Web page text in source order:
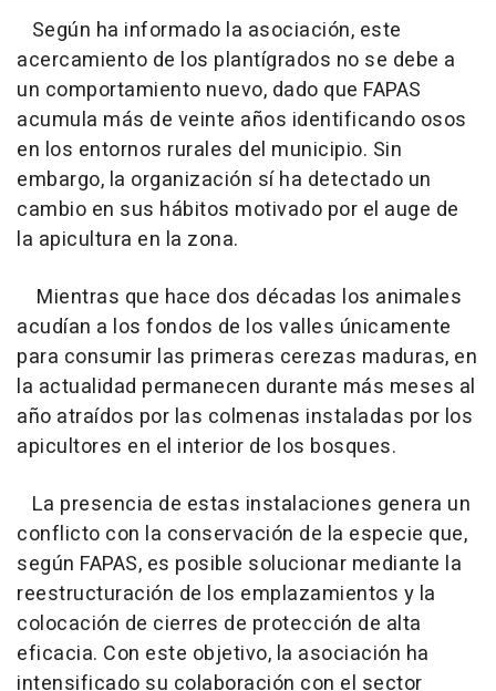
Según ha informado la asociación, este
acercamiento de los plantígrados no se debe a
un comportamiento nuevo, dado que FAPAS
acumula más de veinte años identificando osos
en los entornos rurales del municipio. Sin
embargo, la organización sí ha detectado un
cambio en sus hábitos motivado por el auge de
la apicultura en la zona.
Mientras que hace dos décadas los animales
acudían a los fondos de los valles únicamente
para consumir las primeras cerezas maduras, en
la actualidad permanecen durante más meses al
año atraídos por las colmenas instaladas por los
apicultores en el interior de los bosques.
La presencia de estas instalaciones genera un
conflicto con la conservación de la especie que,
según FAPAS, es posible solucionar mediante la
reestructuración de los emplazamientos y la
colocación de cierres de protección de alta
eficacia. Con este objetivo, la asociación ha
intensificado su colaboración con el sector